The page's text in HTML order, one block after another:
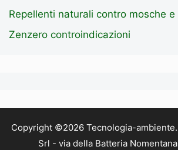
Repellenti naturali contro mosche
Zenzero controindicazioni
Copyright ©2026 Tecnologia-
Srl - via della Batteria